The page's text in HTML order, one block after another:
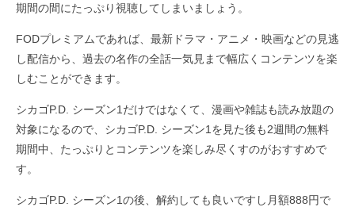
期間の間にたっぷり視聴してしまいましょう。
FODプレミアムであれば、最新ドラマ・アニメ・映画などの見逃
し配信から、過去の名作の全話一気見まで幅広くコンテンツを楽
しむことができます。
シカゴP.D. シーズン1だけではなくて、漫画や雑誌も読み放題の
対象になるので、シカゴP.D. シーズン1を見た後も2週間の無料
期間中、たっぷりとコンテンツを楽しみ尽くすのがおすすめで
す。
シカゴP.D. シーズン1の後、解約しても良いですし月額888円で